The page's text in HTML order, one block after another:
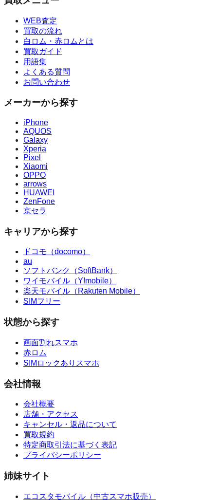
WEB査定
買取の流れ
白ロム・赤ロムとは
買取ガイド
用語集
よくある質問
お問い合わせ
メーカーから探す
iPhone
AQUOS
Galaxy
Xperia
Pixel
Xiaomi
OPPO
arrows
HUAWEI
ZenFone
京セラ
キャリアから探す
ドコモ（docomo）
au
ソフトバンク（SoftBank）
ワイモバイル（Y!mobile）
楽天モバイル（Rakuten Mobile）
SIMフリー
状態から探す
画面割れスマホ
赤ロム
SIMロックありスマホ
会社情報
会社概要
店舗・アクセス
キャンセル・返品について
買取規約
特定商取引法に基づく表記
プライバシーポリシー
姉妹サイト
エコスタモバイル （中古スマホ販売）